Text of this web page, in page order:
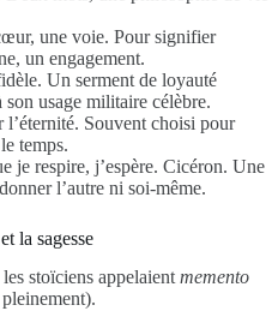
une voie. Pour signifier
un engagement.
Un serment de loyauté
usage militaire célèbre.
l’éternité. Souvent choisi pour
temps.
je respire, j’espère. Cicéron. Une
l’autre ni soi-même.
la sagesse
stoïciens appelaientmemento